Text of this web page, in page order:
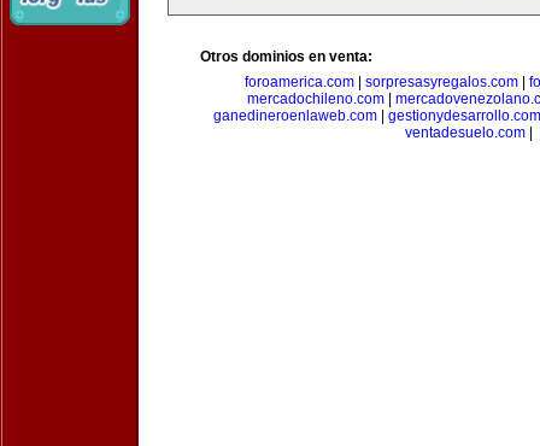
Otros dominios en venta:
foroamerica.com
sorpresasyregalos.com
mercadochileno.com
ganedineroenlaweb.com
gestionydesarrollo.com
ventadesuelo.com